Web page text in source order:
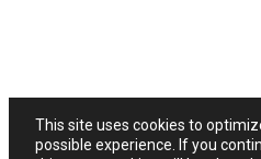
This site uses cookies to
possible experience. If you